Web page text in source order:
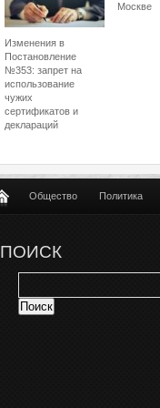
Изменения в
Постановление
№353: запрет на
использование
чужих
сертификатов и
деклараций
Москве
Общество Политика
ПОИСК